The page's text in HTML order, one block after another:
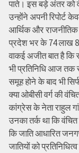
पाते। इस बड़े अंतर को
उन्होंने अपनी रिपोर्ट
आर्थिक और राजनीतिक
प्रदेश भर के 74 लाख 85
वाकई अजीत बात है कि
भी प्रतिनिधि आज तक
समूह होने के बाद भी
क्या ओबीसी वर्ग की
कांग्रेस के नेता राहुल
उनका तर्क था कि वंचित
कि जाति आधारित
जातियों को